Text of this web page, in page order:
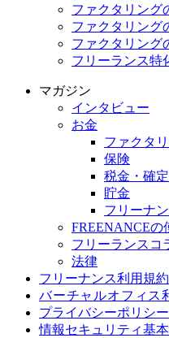
ファクタリング
ファクタリング
ファクタリング
フリーランス特
マガジン
インタビュー
お金
ファクタ
保険
税金・確
貯金
フリーナ
FREENANCEの
フリーランスコ
法律
フリーナンス利用規約
バーチャルオフィス
プライバシーポリシー
情報セキュリティ基